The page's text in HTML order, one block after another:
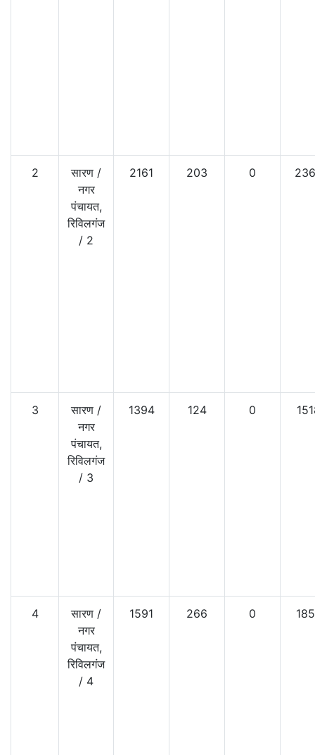
2 सारण /
नगर
पंचायत,
रिविलगंज
/ 2
2161 203 0
3 सारण /
नगर
पंचायत,
रिविलगंज
/ 3
1394 124 0
4 सारण /
नगर
पंचायत,
रिविलगंज
/ 4
1591 266 0